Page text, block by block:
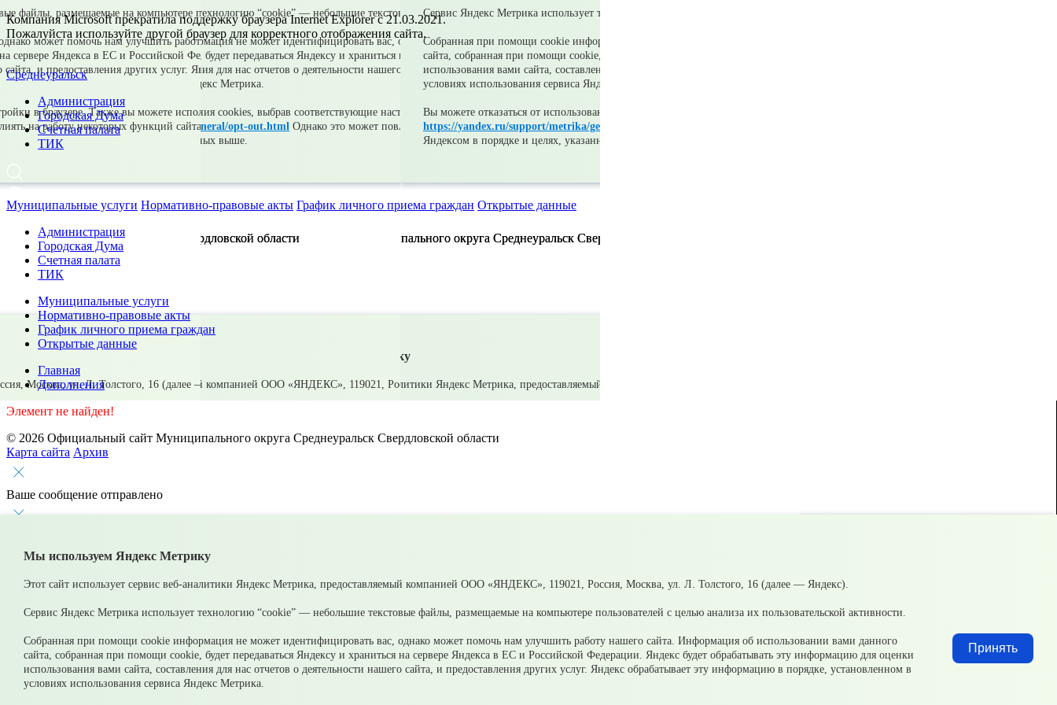
Компания Microsoft прекратила поддержку браузера Internet Explorer c 21.03.2021.
Пожалуйста используйте другой браузер для корректного отображения сайта.
Среднеуральск
Администрация
Городская Дума
Счетная палата
ТИК
Муниципальные услуги Нормативно-правовые акты График личного приема граждан Открытые данные
Администрация
Городская Дума
Счетная палата
ТИК
Муниципальные услуги
Нормативно-правовые акты
График личного приема граждан
Открытые данные
Главная
Дополнения
Элемент не найден!
Мы используем Яндекс Метрику
Этот сайт использует сервис веб-аналитики Яндекс Метрика, предоставляемый компанией ООО «ЯНДЕКС», 119021, Россия, Москва, ул. Л. Толстого, 16 (далее — Яндекс).
Сервис Яндекс Метрика использует технологию “cookie” — небольшие текстовые файлы, размещаемые на компьютере пользователей с целью анализа их пользовательской активности.
Собранная при помощи cookie информация не может идентифицировать вас, однако может помочь нам улучшить работу нашего сайта. Информация об использовании вами данного
сайта, собранная при помощи cookie, будет передаваться Яндексу и храниться на сервере Яндекса в ЕС и Российской Федерации. Яндекс будет обрабатывать эту информацию для оценки
использования вами сайта, составления для нас отчетов о деятельности нашего сайта, и предоставления других услуг. Яндекс обрабатывает эту информацию в порядке, установленном в
условиях использования сервиса Яндекс Метрика.
Принять
© 2026 Официальный сайт Муниципального округа Среднеуральск Свердловской области
Карта сайта Архив
Ваше сообщение отправлено
Приемная главы
Согласен(а) на обработку, хранение и направление моих персональных данных в целях рассмотрения обращения
Оставить